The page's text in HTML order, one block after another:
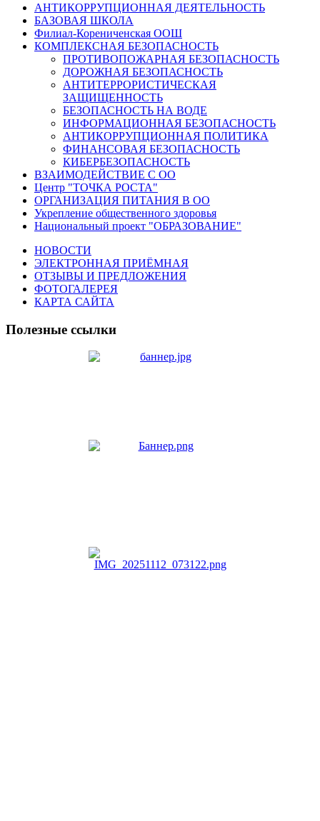
АНТИКОРРУПЦИОННАЯ ДЕЯТЕЛЬНОСТЬ
БАЗОВАЯ ШКОЛА
Филиал-Корениченская ООШ
КОМПЛЕКСНАЯ БЕЗОПАСНОСТЬ
ПРОТИВОПОЖАРНАЯ БЕЗОПАСНОСТЬ
ДОРОЖНАЯ БЕЗОПАСНОСТЬ
АНТИТЕРРОРИСТИЧЕСКАЯ
ЗАЩИЩЕННОСТЬ
БЕЗОПАСНОСТЬ НА ВОДЕ
ИНФОРМАЦИОННАЯ БЕЗОПАСНОСТЬ
АНТИКОРРУПЦИОННАЯ ПОЛИТИКА
ФИНАНСОВАЯ БЕЗОПАСНОСТЬ
КИБЕРБЕЗОПАСНОСТЬ
ВЗАИМОДЕЙСТВИЕ С ОО
Центр "ТОЧКА РОСТА"
ОРГАНИЗАЦИЯ ПИТАНИЯ В ОО
Укрепление общественного здоровья
Национальный проект "ОБРАЗОВАНИЕ"
НОВОСТИ
ЭЛЕКТРОННАЯ ПРИЁМНАЯ
ОТЗЫВЫ И ПРЕДЛОЖЕНИЯ
ФОТОГАЛЕРЕЯ
КАРТА САЙТА
Полезные ссылки